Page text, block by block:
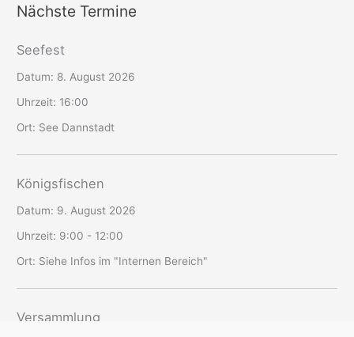
Nächste Termine
Seefest
Datum: 8. August 2026
Uhrzeit: 16:00
Ort: See Dannstadt
Königsfischen
Datum: 9. August 2026
Uhrzeit: 9:00 - 12:00
Ort: Siehe Infos im "Internen Bereich"
Versammlung